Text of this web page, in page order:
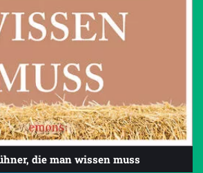
die man wissen muss